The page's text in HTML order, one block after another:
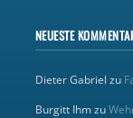
NEUESTE
Dieter Gabriel zu
Burgitt Ihmzu